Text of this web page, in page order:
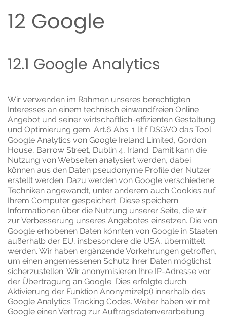
12 Google
12.1 Google Analytics
Wir verwenden im Rahmen unseres berechtigten
Interesses an einem technisch einwandfreien Online
Angebot und seiner wirtschaftlich-effizienten Gestaltung
und Optimierung gem. Art.6 Abs. 1 lit.f DSGVO das Tool
Google Analytics von Google Ireland Limited, Gordon
House, Barrow Street, Dublin 4, Irland. Damit kann die
Nutzung von Webseiten analysiert werden, dabei
können aus den Daten pseudonyme Profile der Nutzer
erstellt werden. Dazu werden von Google verschiedene
Techniken angewandt, unter anderem auch Cookies auf
Ihrem Computer gespeichert. Diese speichern
Informationen über die Nutzung unserer Seite, die wir
zur Verbesserung unseres Angebotes einsetzen. Die von
Google erhobenen Daten könnten von Google in Staaten
außerhalb der EU, insbesondere die USA, übermittelt
werden. Wir haben ergänzende Vorkehrungen getroffen,
um einen angemessenen Schutz ihrer Daten möglichst
sicherzustellen. Wir anonymisieren Ihre IP-Adresse vor
der Übertragung an Google. Dies erfolgte durch
Aktivierung der Funktion Anonymizelp() innerhalb des
Google Analytics Tracking Codes. Weiter haben wir mit
Google einen Vertrag zur Auftragsdatenverarbeitung